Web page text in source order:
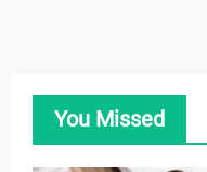
You Missed